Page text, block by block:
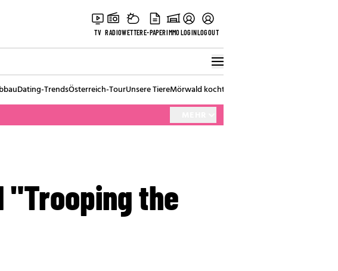
TV RADIOWETTERE-PAPERIMMOLOGINLOGOUT
Dating-TrendsÖsterreich-TourUnsere TiereMörwald kocht
"Trooping the